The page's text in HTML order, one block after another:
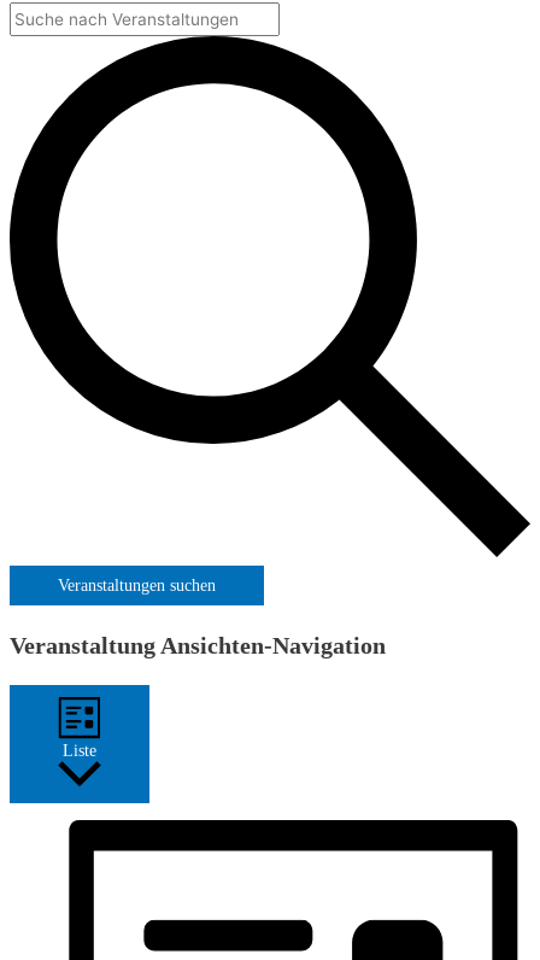
Veranstaltungen suchen
Veranstaltung Ansichten-Navigation
Liste